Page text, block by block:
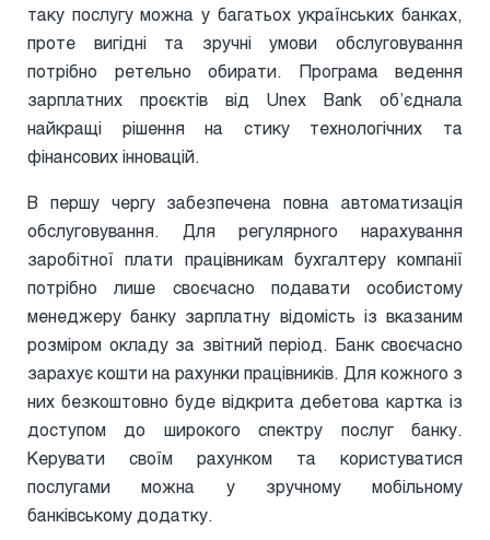
таку послугу можна у багатьох українських банках,
проте вигідні та зручні умови обслуговування
потрібно ретельно обирати. Програма ведення
зарплатних проєктів від Unex Bank об’єднала
найкращі рішення на стику технологічних та
фінансових інновацій.
В першу чергу забезпечена повна автоматизація
обслуговування. Для регулярного нарахування
заробітної плати працівникам бухгалтеру компанії
потрібно лише своєчасно подавати особистому
менеджеру банку зарплатну відомість із вказаним
розміром окладу за звітний період. Банк своєчасно
зарахує кошти на рахунки працівників. Для кожного з
них безкоштовно буде відкрита дебетова картка із
доступом до широкого спектру послуг банку.
Керувати своїм рахунком та користуватися
послугами можна у зручному мобільному
банківському додатку.